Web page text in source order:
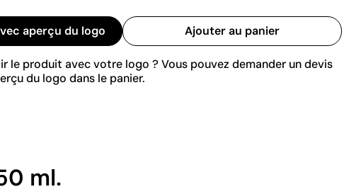
aperçu du logo Ajouter au panier
le produit avec votre logo ? Vous pouvez demander un devis
du logo dans le panier.
ml.